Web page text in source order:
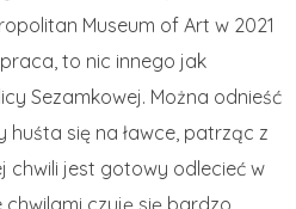
Museum of Art w 2021
to nic innego jak
Sezamkowej. Można odnieść
huśta się na ławce, patrząc z
chwili jest gotowy odlecieć w
chwilami czuję się bardzo